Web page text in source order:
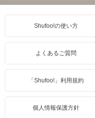
Shufoo!の使い方
よくあるご質問
「Shufoo!」利用規約
個人情報保護方針